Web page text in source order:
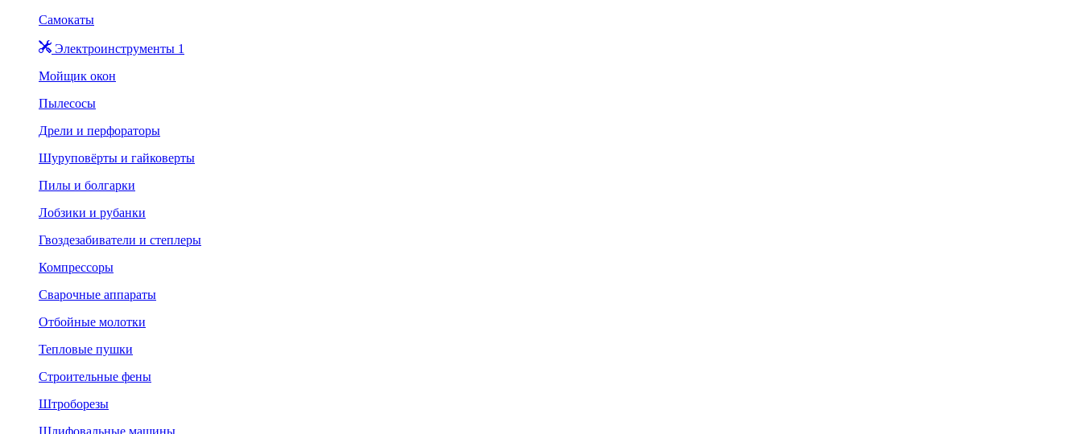
Самокаты
Электроинструменты 1
Мойщик окон
Пылесосы
Дрели и перфораторы
Шуруповёрты и гайковерты
Пилы и болгарки
Лобзики и рубанки
Гвоздезабиватели и степлеры
Компрессоры
Сварочные аппараты
Отбойные молотки
Тепловые пушки
Строительные фены
Штроборезы
Шлифовальные машины